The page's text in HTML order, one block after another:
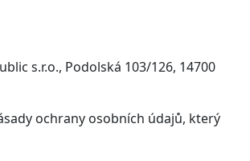
s.r.o., Podolská 103/126, 14700
ochrany osobních údajů, který